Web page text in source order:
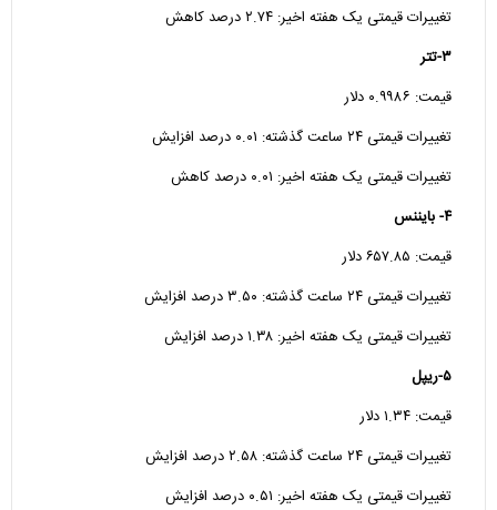
تغییرات قیمتی یک هفته اخیر: ۲.۷۴ درصد کاهش
۳-تتر
قیمت: ۰.۹۹۸۶ دلار
تغییرات قیمتی ۲۴ ساعت گذشته: ۰.۰۱ درصد افزایش
تغییرات قیمتی یک هفته اخیر: ۰.۰۱ درصد کاهش
۴- بایننس
قیمت: ۶۵۷.۸۵ دلار
تغییرات قیمتی ۲۴ ساعت گذشته: ۳.۵۰ درصد افزایش
تغییرات قیمتی یک هفته اخیر: ۱.۳۸ درصد افزایش
۵-ریپل
قیمت: ۱.۳۴ دلار
تغییرات قیمتی ۲۴ ساعت گذشته: ۲.۵۸ درصد افزایش
تغییرات قیمتی یک هفته اخیر: ۰.۵۱ درصد افزایش